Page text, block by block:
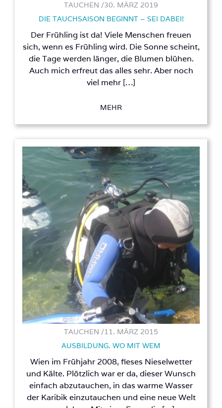
TAUCHEN /30. MÄRZ 2019
DIE TAUCHSAISON BEGINNT – SEI DABEI!
Der Frühling ist da! Viele Menschen freuen
sich, wenn es Frühling wird. Die Sonne scheint,
die Tage werden länger, die Blumen blühen.
Auch mich erfreut das alles sehr. Aber noch
viel mehr […]
MEHR
TAUCHEN /11. MÄRZ 2015
AUSBILDUNG. WO MIT WEM
Wien im Frühjahr 2008, fieses Nieselwetter
und Kälte. Plötzlich war er da, dieser Wunsch
einfach abzutauchen, in das warme Wasser
der Karibik einzutauchen und eine neue Welt